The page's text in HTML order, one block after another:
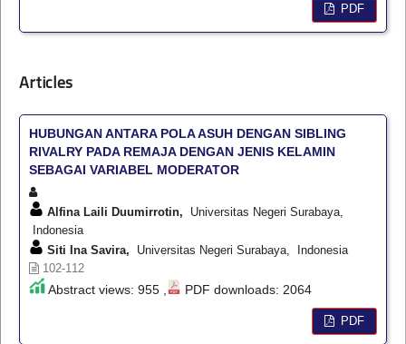
PDF
Articles
HUBUNGAN ANTARA POLA ASUH DENGAN SIBLING
RIVALRY PADA REMAJA DENGAN JENIS KELAMIN
SEBAGAI VARIABEL MODERATOR
Alfina Laili Duumirrotin, Universitas Negeri Surabaya,
Indonesia
Siti Ina Savira, Universitas Negeri Surabaya, Indonesia
102-112
Abstract views: 955 , PDF downloads: 2064
PDF